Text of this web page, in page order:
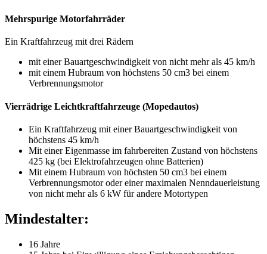
Mehrspurige Motorfahrräder
Ein Kraftfahrzeug mit drei Rädern
mit einer Bauartgeschwindigkeit von nicht mehr als 45 km/h
mit einem Hubraum von höchstens 50 cm3 bei einem
Verbrennungsmotor
Vierrädrige Leichtkraftfahrzeuge (Mopedautos)
Ein Kraftfahrzeug mit einer Bauartgeschwindigkeit von
höchstens 45 km/h
Mit einer Eigenmasse im fahrbereiten Zustand von höchstens
425 kg (bei Elektrofahrzeugen ohne Batterien)
Mit einem Hubraum von höchsten 50 cm3 bei einem
Verbrennungsmotor oder einer maximalen Nenndauerleistung
von nicht mehr als 6 kW für andere Motortypen
Mindestalter:
16 Jahre